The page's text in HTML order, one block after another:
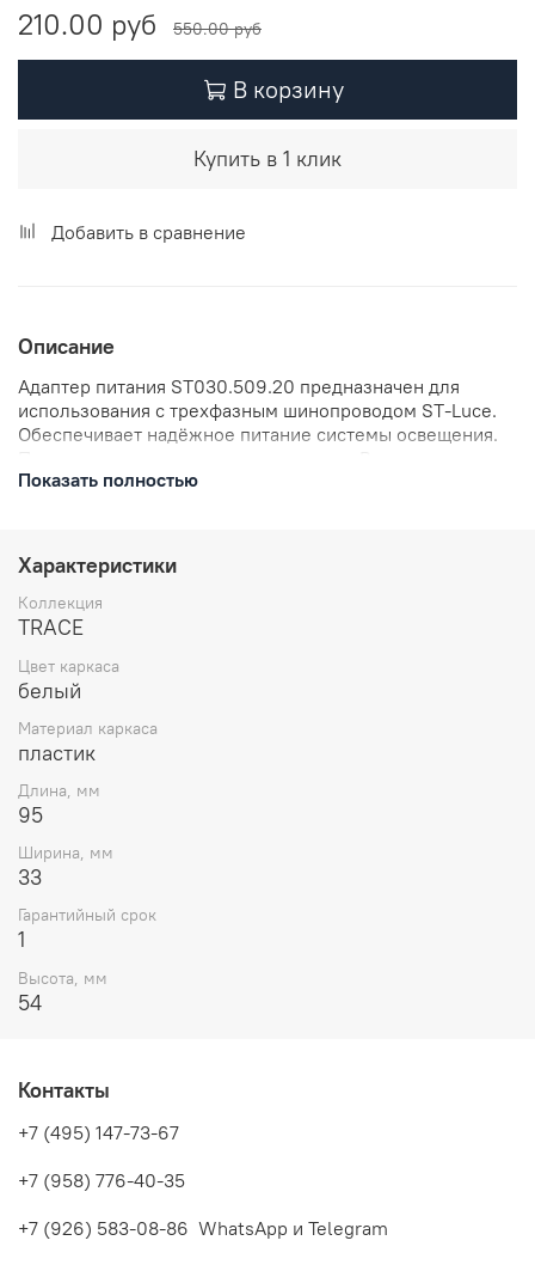
210.00 руб
550.00 руб
В корзину
Купить в 1 клик
Добавить в сравнение
Описание
Адаптер питания ST030.509.20 предназначен для
использования с трехфазным шинопроводом ST-Luce.
Обеспечивает надёжное питание системы освещения.
классическом белом цвете, который гармонично
Показать полностью
Характеристики
Коллекция
TRACE
Цвет каркаса
белый
Материал каркаса
пластик
Длина, мм
95
Ширина, мм
33
Гарантийный срок
1
Высота, мм
54
Контакты
+7 (495) 147-73-67
+7 (958) 776-40-35
+7 (926) 583-08-86 WhatsApp и Telegram